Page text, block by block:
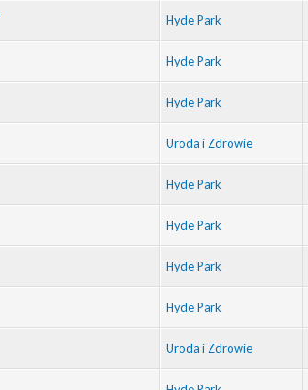
Hyde Park
Hyde Park
Hyde Park
Uroda i Zdrowie
Hyde Park
Hyde Park
Hyde Park
Hyde Park
Uroda i Zdrowie